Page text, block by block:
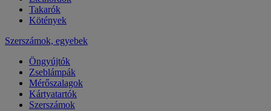
Takarók
Kötények
Szerszámok, egyebek
Öngyújtók
Zseblámpák
Mérőszalagok
Kártyatartók
Szerszámok